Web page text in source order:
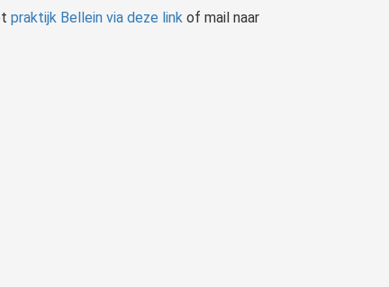
praktijk Bellein via deze link of mail naar